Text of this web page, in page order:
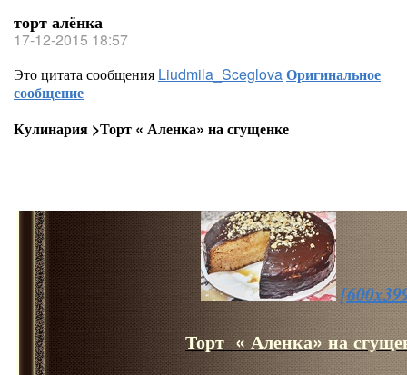
торт алёнка
17-12-2015 18:57
Это цитата сообщения Liudmila_SceglovaОригинальное
сообщение
Кулинария >Торт « Аленка» на сгущенке
Торт « Аленка» на